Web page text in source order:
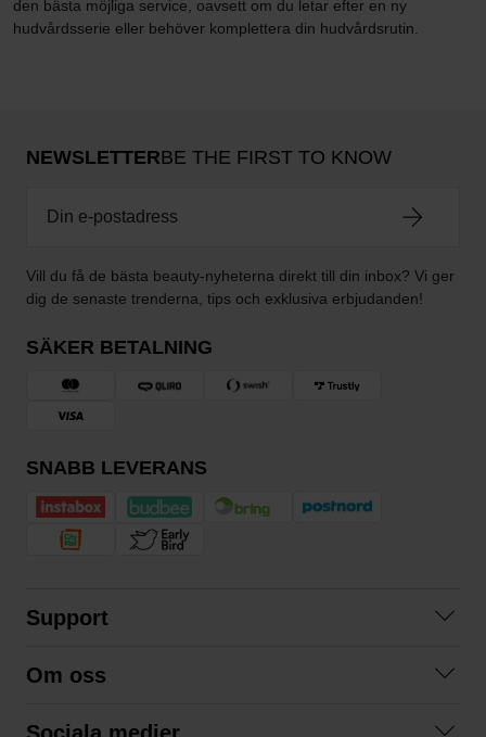
den bästa möjliga service, oavsett om du letar efter en ny
hudvårdsserie eller behöver komplettera din hudvårdsrutin.
NEWSLETTERBE THE FIRST TO KNOW
Vill du få de bästa beauty-nyheterna direkt till din inbox? Vi ger
dig de senaste trenderna, tips och exklusiva erbjudanden!
SÄKER BETALNING
SNABB LEVERANS
Support
Köpvillkor
Om oss